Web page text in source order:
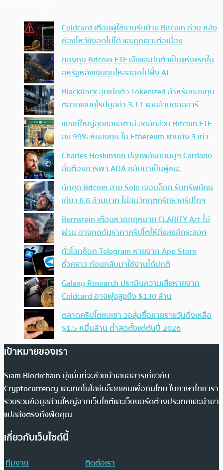
Coldcard เตือนผู้ใช้งานรีบย้าย Bitcoin ด่วน หลัง
ช่องโหว่ยังอุดไม่ได้ และถูกเจาะต่อเนื่อง
กองทุน Bitcoin ETF เจ๊งและปิดตัวเป็นแห่งแรกใน
สหรัฐหลังเงินทุนไหลออกไปฝั่ง AI
BlackRock ลุยเปิดตัว Tokenized สำหรับกองทุน
ตลาดเงินยุโรปมูลค่า 3.11 แสนล้านดอลลาร์
แบงก์ใหญ่สุดของอิตาลี ลดสัดส่วน Bitcoin ETF
ลง 99% หันลงทุน ใน Ethereum แทนถึง 3 เท่า
Charles Hoskinson ปลุกพลังคอมมูฯ Cardano
ลั่นต้องการพา ADA กลับมาเป็นผู้ชนะ
นักขุด Bitcoin สาย Solo เจอบล็อก รับทรัพย์คน
เดียว 6.6 ล้านบาท ไม่สนวิกฤตศรัทธาคริปโทฯ
Bernstein เตือนหากกฎหมาย CLARITY Act ไม่
ผ่าน อาจกดดันราคาคริปโตให้ดิ่งลงอีกระลอก
ทั่วโลกช็อก Telegram หายจาก App Store
ชั่วคราว ก่อนกลับมาใช้งานได้ปกติ
Galaxy Research ประเมินความเสียหายจาก
Coldcard อาจพุ่งสูงถึง $130 ล้าน
ตลาดคริปโตซบเซา วอลุ่มซื้อขายรายวันดิ่งเหลือ
$1.5 หมื่นล้าน ต่ำสุดตั้งแต่ต้นปี 2026
เป้าหมายของเรา
Siam Blockchain มุ่งมั่นที่จะช่วยนำเสนอสารเกี่ยวกับ
Cryptocurrency และเทคโนโลยีบล็อกเชนเพื่อคนไทย ในภาษาไทย เรา
รวบรวมข้อมูลส่วนใหญ่จากเว็บไซต์และเว็บบอร์ดต่างประเทศและนำมา
แปลส่งตรงถึงฟีดคุณ
เกี่ยวกับเว็บไซต์นี้
ทีมงาน
ติดต่อเรา